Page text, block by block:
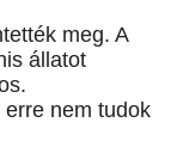
meg. A
állatot
nem tudok